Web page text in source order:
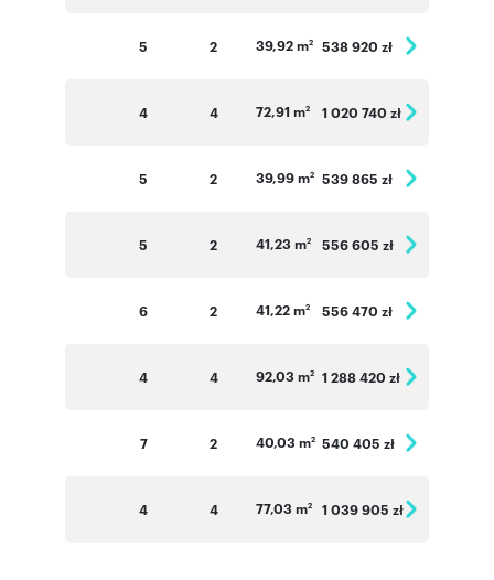
5 2 39,92 m2 538 920 zł
4 4 72,91 m2 1 020 740 zł
5 2 39,99 m2 539 865 zł
5 2 41,23 m2 556 605 zł
6 2 41,22 m2 556 470 zł
4 4 92,03 m2 1 288 420 zł
7 2 40,03 m2 540 405 zł
4 4 77,03 m2 1 039 905 zł